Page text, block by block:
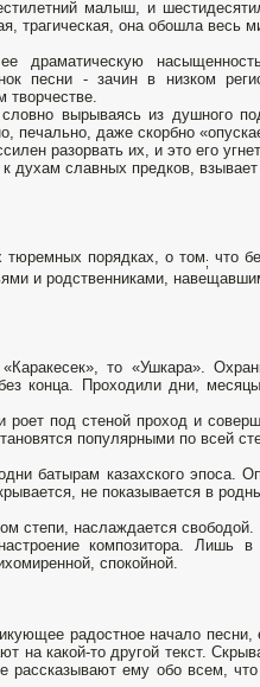
малыш, и
трагическая, она обошла весь
драматическую
песни - зачин в низком
творчестве.
вырываясь из душного
печально, даже скорбно
разорвать их, и это его
духам славных предков,
тюремных порядках, о том; что
и родственниками,
то «Ушкара».
конца. Проходили дни,
под стеной проход и
популярными по всей
батырам казахского эпоса.
не показывается в
степи, наслаждается
композитора. Лишь
спокойной.
радостное начало песни,
на какой-то другой текст.
ему обо всем,